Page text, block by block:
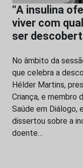
“A insulina
viver com
ser
No âmbito da
que celebra a
Hélder Martins,
Criança, e membro
Saúde em Diálogo,
dissertou sobre a
doente…